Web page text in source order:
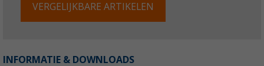
VERGELIJKBARE ARTIKELEN
INFORMATIE & DOWNLOADS